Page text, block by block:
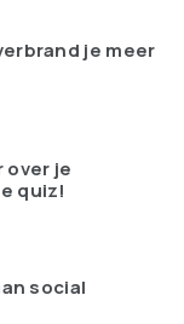
je meer
over je
quiz!
social